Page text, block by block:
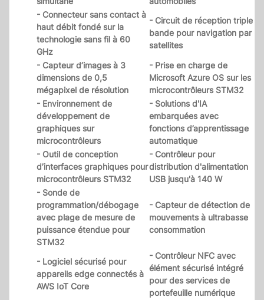
- Connecteur sans contact à
haut débit fondé sur la
technologie sans fil à 60
GHz
- Circuit de réception triple
bande pour navigation par
satellites
- Capteur d’images à 3
dimensions de 0,5
mégapixel de résolution
- Prise en charge de
Microsoft Azure OS sur les
microcontrôleurs STM32
- Environnement de
développement de
graphiques sur
microcontrôleurs
- Solutions d'IA
embarquées avec
fonctions d’apprentissage
automatique
- Outil de conception
d’interfaces graphiques pour
microcontrôleurs STM32
- Contrôleur pour
distribution d'alimentation
USB jusqu'à 140 W
- Sonde de
programmation/débogage
avec plage de mesure de
puissance étendue pour
STM32
- Capteur de détection de
mouvements à ultrabasse
consommation
- Logiciel sécurisé pour
appareils edge connectés à
AWS IoT Core
- Contrôleur NFC avec
élément sécurisé intégré
pour des services de
portefeuille numérique